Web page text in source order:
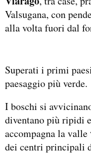
Valsugana, con
alla volta fuori dal
Superati i primi
paesaggio più verde.
I boschi si
diventano più ripidi
accompagna la valle
dei centri principali